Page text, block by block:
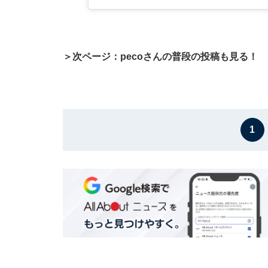
＞次ページ：pecoさんの普段の投稿も見る！
1